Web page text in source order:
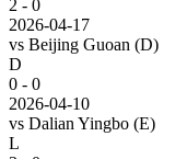
2 - 0
2026-04-17
vs Beijing Guoan (D)
D
0 - 0
2026-04-10
vs Dalian Yingbo (E)
L